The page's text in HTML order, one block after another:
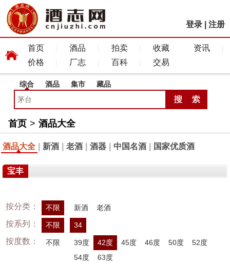
登录 注册
首页 酒品 拍卖 收藏
资讯
价格
厂志 百科 交易
综合 酒品 集市 藏品
首页 > 酒品大全
酒品大全 新酒 老酒 酒器 中国名酒 国家优质酒
宝丰
按分类： 不限 新酒 老酒
按系列： 不限 34
按度数： 不限 39度 42度 45度 46度 50度
52度
54度
63度